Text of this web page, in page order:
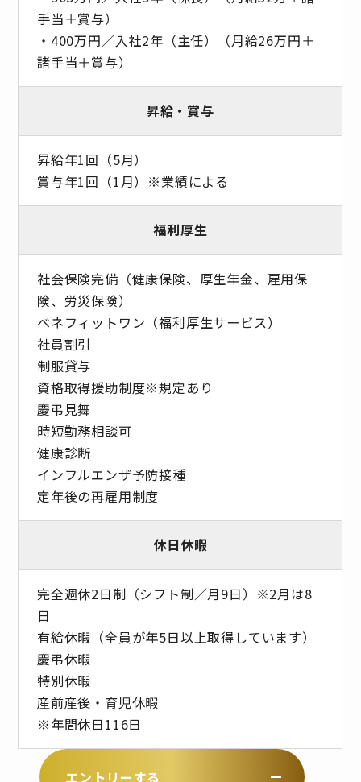
手当＋賞与）
・400万円／入社2年（主任）（月給26万円＋
諸手当＋賞与）
昇給・賞与
昇給年1回（5月）
賞与年1回（1月）※業績による
福利厚生
社会保険完備（健康保険、厚生年金、雇用保
険、労災保険）
ベネフィットワン（福利厚生サービス）
社員割引
制服貸与
資格取得援助制度※規定あり
慶弔見舞
時短勤務相談可
健康診断
インフルエンザ予防接種
定年後の再雇用制度
休日休暇
完全週休2日制（シフト制／月9日）※2月は8
日
有給休暇（全員が年5日以上取得しています）
慶弔休暇
特別休暇
産前産後・育児休暇
※年間休日116日
エントリーする